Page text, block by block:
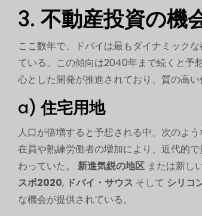
3. 不動産投資の機
ここ数年で、ドバイは最もダイナミック
ている。この傾向は2040年まで続くと予
心とした開発が推進されており、質の高
a)住宅用地
人口が倍増すると予想される中、次のよう
在員や熟練労働者の増加により、近代的
わっていた。 新進気鋭の地区 または新し
スポ2020, ドバイ・サウス そして シリコ
な機会が提供されている。